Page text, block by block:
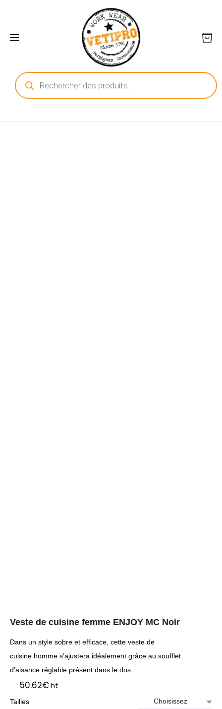
Recherche
de
produits
Veste de cuisine femme ENJOY MC Noir
Dans un style sobre et efficace, cette veste de
cuisine homme s’ajustera idéalement grâce au soufflet
d’aisance réglable présent dans le dos.
50.62€ht
Tailles